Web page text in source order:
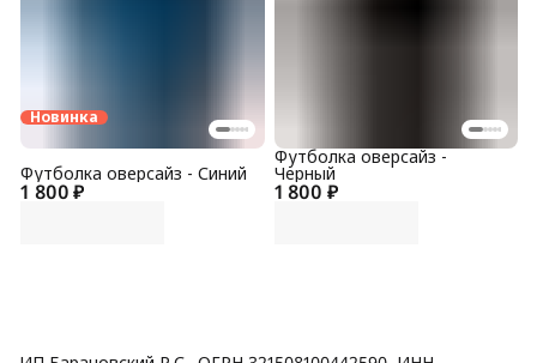
Новинка
1 800 ₽
Футболка оверсайз - Синий
1 800 ₽
Футболка оверсайз -
Черный